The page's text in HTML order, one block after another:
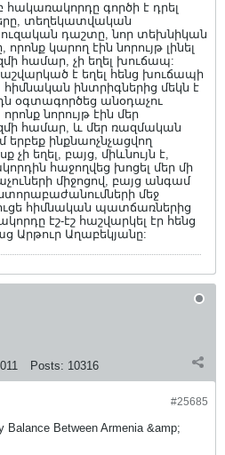
հակառակորդը գործի է դրել
տեղեկատվական
դաշտը, նոր տեխնիկան
կարող էին նորույթ լինել
համար, չի եղել խուճապ:
է եղել հենց խուճապի
ինտրիգներից մեկն է
օգտագործեց անօդաչու
նորույթ էին մեր
համար, և մեր ռազմական
երբեք ինքնաոչնչացվող
չի եղել, բայց, միևնույն է,
հաջողվեց խոցել մեր մի
միջոցով, բայց անգամ
մեջ
հիմնական պատճառներից
էշ-էշ հաշվարկել էր հենց
Արթուր Աղաբեկյանը:
Posts: 10316
#25685
Balance Between Armenia &amp;